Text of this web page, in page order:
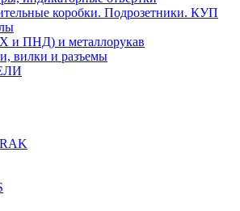
коробки. Подрозетники. КУП
и ПНД) и металлорукав
вилки и разъемы